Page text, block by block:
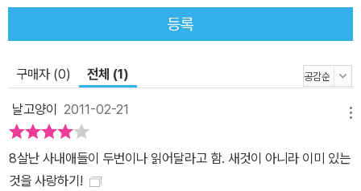
등록
구매자 (0) 전체 (1)
날고양이 2011-02-21
8살난 사내애들이 두번이나 읽어달라고 함. 새것이 아니라 이미 있는
것을 사랑하기!